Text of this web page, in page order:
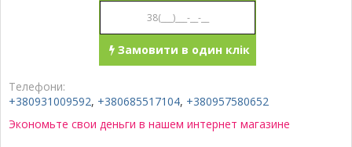
Замовити в один клік
Телефони:
+380931009592, +380685517104, +380957580652
Экономьте свои деньги в нашем интернет магазине